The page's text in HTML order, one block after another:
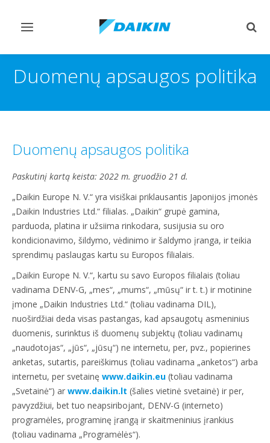
Perjungiamas
Duomenų apsaugos politika
Duomenų apsaugos politika
Paskutinį kartą keista: 2022 m. gruodžio 21 d.
„Daikin Europe N. V.“ yra visiškai priklausantis Japonijos įmonės
„Daikin Industries Ltd.“ filialas. „Daikin“ grupė gamina,
parduoda, platina ir užsiima rinkodara, susijusia su oro
kondicionavimo, šildymo, vėdinimo ir šaldymo įranga, ir teikia
sprendimų paslaugas kartu su Europos filialais.
„Daikin Europe N. V.“, kartu su savo Europos filialais (toliau
vadinama DENV-G, „mes“, „mums“, „mūsų“ ir t. t.) ir motinine
įmone „Daikin Industries Ltd.“ (toliau vadinama DIL),
nuoširdžiai deda visas pastangas, kad apsaugotų asmeninius
duomenis, surinktus iš duomenų subjektų (toliau vadinamų
„naudotojas“, „jūs“, „jūsų“) ne internetu, per, pvz., popierines
anketas, sutartis, pareiškimus (toliau vadinama „anketos“) arba
internetu, per svetainę www.daikin.eu (toliau vadinama
„Svetainė“) ar www.daikin.lt (šalies vietinė svetainė) ir per,
pavyzdžiui, bet tuo neapsiribojant, DENV-G (interneto)
programėles, programinę įrangą ir skaitmeninius įrankius
(toliau vadinama „Programėlės“).